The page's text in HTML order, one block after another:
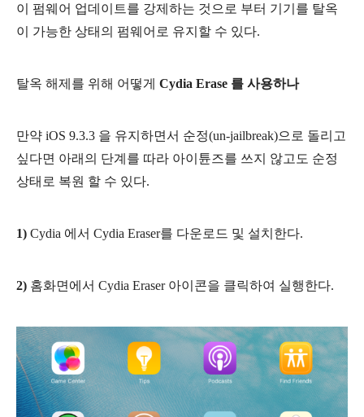
이 펌웨어 업데이트를 강제하는 것으로 부터 기기를 탈옥
이 가능한 상태의 펌웨어로 유지할 수 있다.
탈옥 해제를 위해 어떻게 Cydia Erase 를 사용하나
만약 iOS 9.3.3 을 유지하면서 순정(un-jailbreak)으로 돌리고
싶다면 아래의 단계를 따라 아이튠즈를 쓰지 않고도 순정
상태로 복원 할 수 있다.
1) Cydia 에서 Cydia Eraser를 다운로드 및 설치한다.
2) 홈화면에서 Cydia Eraser 아이콘을 클릭하여 실행한다.